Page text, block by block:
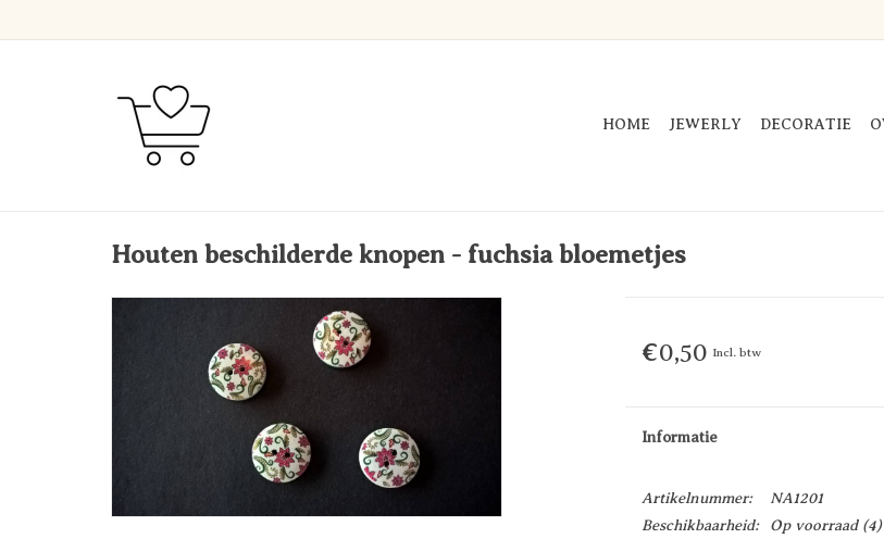
HOME JEWERLY DECORATIE
Houten beschilderde knopen - fuchsia bloemetjes
€0,50 Incl. btw
Informatie
Artikelnummer:
NA1201
Beschikbaarheid:
Op voorraad(4)